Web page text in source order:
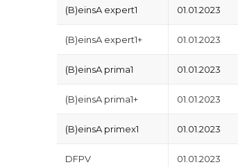
(B)einsA expert1 01.01.2023
(B)einsA expert1+ 01.01.2023
(B)einsA prima1 01.01.2023
(B)einsA prima1+ 01.01.2023
(B)einsA primex1 01.01.2023
DFPV 01.01.2023